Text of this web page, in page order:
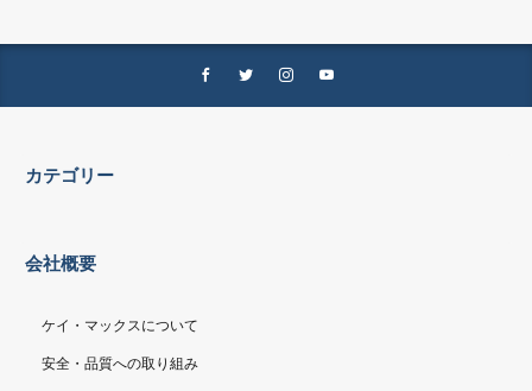
カテゴリー
会社概要
ケイ・マックスについて
安全・品質への取り組み